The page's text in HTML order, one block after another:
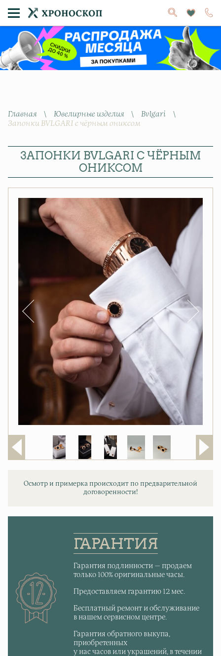
Главная \ Ювелирные изделия \ Bvlgari \
Запонки BVLGARI с чёрным ониксом
ЗАПОНКИ BVLGARI С ЧЁРНЫМ
ОНИКСОМ
Осмотр и примерка происходит по предварительной
договоренности!
ГАРАНТИЯ
Гарантия подлинности — продаем
только 100% оригинальные часы.
Предоставляем гарантию 12 мес.
Бесплатный ремонт и обслуживание
в нашем сервисном центре.
Гарантия обратного выкупа,
приобретенных
у нас часов или украшений, в течении